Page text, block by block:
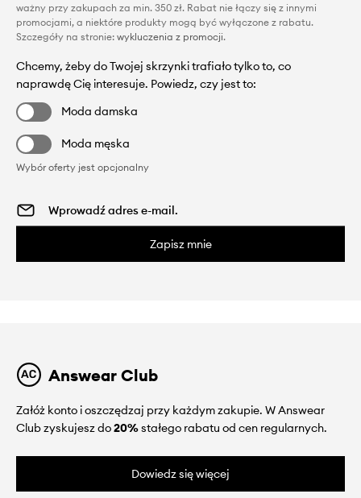
ważny przy zakupach za min. 350 zł. Rabat nie łączy się z innymi
promocjami, a niektóre produkty mogą być wyłączone z rabatu.
Szczegóły na stronie: wykluczenia z promocji.
Chcemy, żeby do Twojej skrzynki trafiało tylko to, co
naprawdę Cię interesuje. Powiedz, czy jest to:
Moda damska
Moda męska
Wybór oferty jest opcjonalny
Zapisz mnie
Answear Club
Załóż konto i oszczędzaj przy każdym zakupie. W Answear
Club zyskujesz do20%stałego rabatu od cen regularnych.
Dowiedz się więcej